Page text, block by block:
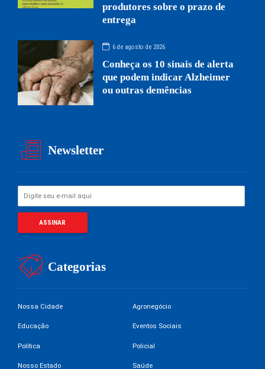
produtores sobre o prazo de
entrega
6 de agosto de 2026
Conheça os 10 sinais de alerta
que podem indicar Alzheimer
ou outras demências
Newsletter
Categorias
Nossa Cidade Agronegócio
Educação Eventos Sociais
Política Policial
Nosso Estado Saúde